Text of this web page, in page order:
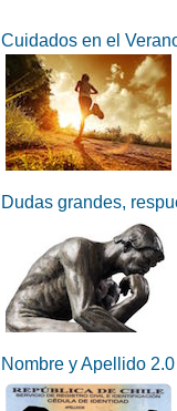
Cuidados en el
Dudas grandes,
Nombre y Apellido 2.0